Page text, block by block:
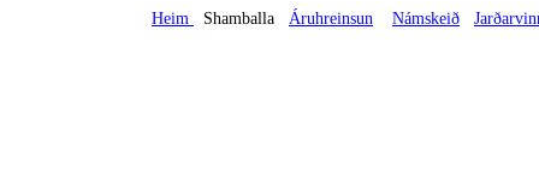
Heim Shamballa Áruhreinsun Námskeið